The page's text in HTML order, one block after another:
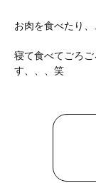
お肉を食べたり、
寝て食べてごろ
す、、、笑